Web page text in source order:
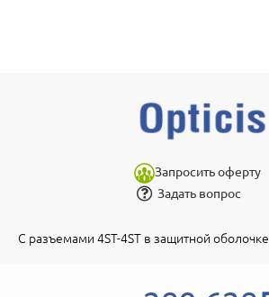
Запросить оферту
Задать вопрос
С разъемами 4ST-4ST в защитной оболочке